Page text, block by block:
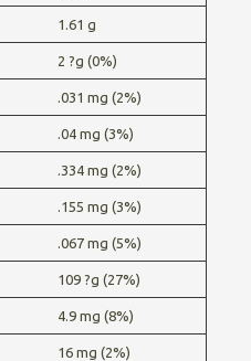
1.61 g
2 ?g (0%)
.031 mg (2%)
.04 mg (3%)
.334 mg (2%)
.155 mg (3%)
.067 mg (5%)
109 ?g (27%)
4.9 mg (8%)
16 mg (2%)